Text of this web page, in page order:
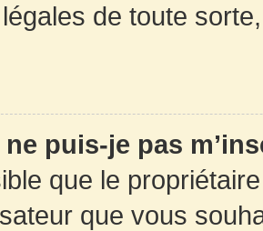
de toute
puis-je pas
que le
que vous